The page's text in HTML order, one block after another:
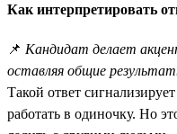
Как интерпретировать
📌 Кандидат делает
оставляя общие
Такой ответ
работать в одиночку. Но